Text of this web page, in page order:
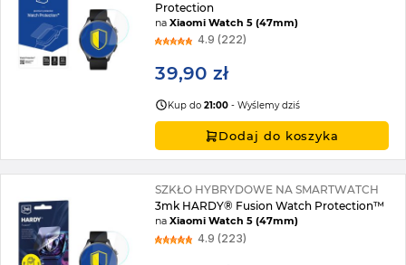
Protection
naXiaomi Watch 5 (47mm)
4.9 (222)
39,90 zł
Kup do21:00 - Wyślemy dziś
Dodaj do koszyka
SZKŁO HYBRYDOWE NA SMARTWATCH
3mk HARDY® Fusion Watch Protection™
naXiaomi Watch 5 (47mm)
4.9 (223)